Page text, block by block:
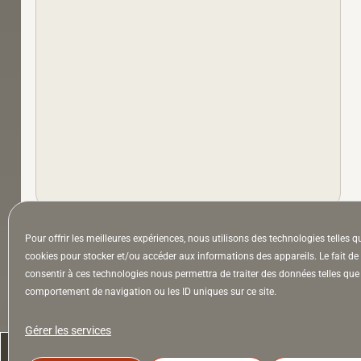
Pour offrir les meilleures expériences, nous utilisons des technologies telles
cookies pour stocker et/ou accéder aux informations des appareils. Le fait de
consentir à ces technologies nous permettra de traiter des données telles que
comportement de navigation ou les ID uniques sur ce site.
Gérer les services
À la Une Appel à auteurs Arts